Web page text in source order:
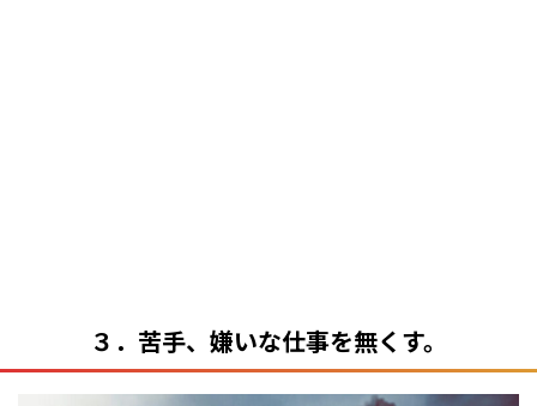
３．苦手、嫌いな仕事を無くす。